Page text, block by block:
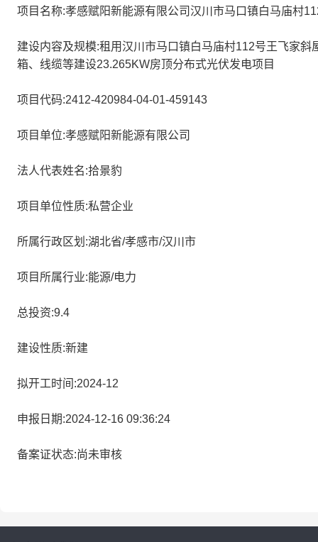
项目名称:孝感赋阳新能源有限公司汉川市马口镇白马庙村
建设内容及规模:租用汉川市马口镇白马庙村112号王飞家
箱、线缆等建设23.265KW房顶分布式光伏发电项目
项目代码:2412-420984-04-01-459143
项目单位:孝感赋阳新能源有限公司
法人代表姓名:拾景豹
项目单位性质:私营企业
所属行政区划:湖北省/孝感市/汉川市
项目所属行业:能源/电力
总投资:9.4
建设性质:新建
拟开工时间:2024-12
申报日期:2024-12-16 09:36:24
备案证状态:尚未审核